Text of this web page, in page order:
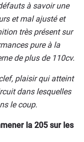
à savoir une
et mal ajusté et
très présent sur
pure à la
de plus de 110cv.
plaisir qui atteint
dans lesquelles
le coup.
la 205 sur les